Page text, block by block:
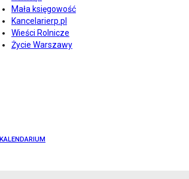
Mała księgowość
Kancelarierp.pl
Wieści Rolnicze
Życie Warszawy
KALENDARIUM